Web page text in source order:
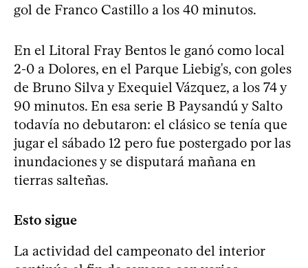
gol de Franco Castillo a los 40 minutos.
En el Litoral Fray Bentos le ganó como local
2-0 a Dolores, en el Parque Liebig's, con goles
de Bruno Silva y Exequiel Vázquez, a los 74 y
90 minutos. En esa serie B Paysandú y Salto
todavía no debutaron: el clásico se tenía que
jugar el sábado 12 pero fue postergado por las
inundaciones y se disputará mañana en
tierras salteñas.
Esto sigue
La actividad del campeonato del interior